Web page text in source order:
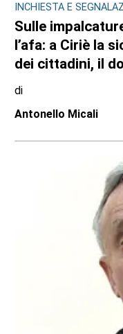
INCHIESTA E
Sulle
l’afa: a Ciriè la
dei cittadini, il
di
Antonello Micali